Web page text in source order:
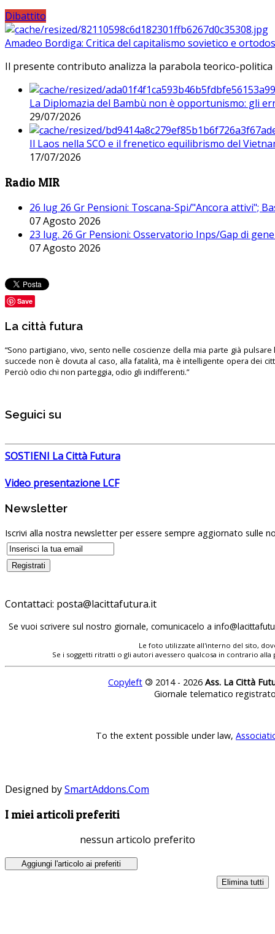
Dibattito
Amadeo Bordiga: Critica del capitalismo sovietico e
Il presente contributo analizza la parabola teorico-
La Diplomazia del Bambù non è opportunismo: gli
29/07/2026
Il Laos nella SCO e il frenetico equilibrismo del
17/07/2026
Radio MIR
26 lug 26 Gr Pensioni: Toscana-Spi/"Ancora attivi";
07 Agosto 2026
23 lug. 26 Gr Pensioni: Osservatorio Inps/Gap di
07 Agosto 2026
Save
La città futura
“Sono partigiano, vivo, sento nelle coscienze della mia parte già pulsare
succede non è dovuta al caso, alla fatalità, ma è intelligente opera dei
Perciò odio chi non parteggia, odio gli indifferenti.”
Seguici su
SOSTIENI La Città Futura
Video presentazione LCF
Newsletter
Iscrivi alla nostra newsletter per essere sempre aggiornato sulle
Contattaci: posta@lacittafutura.it
Se vuoi scrivere sul nostro giornale, comunicacelo a
Le foto utilizzate all'interno del sito,
Se i soggetti ritratti o gli autori avessero qualcosa in contrario
Copyleft © 2014 - 2026 Ass. La Città
Giornale telematico
To the extent possible under law,
Designed bySmartAddons.Com
I miei articoli preferiti
nessun articolo preferito